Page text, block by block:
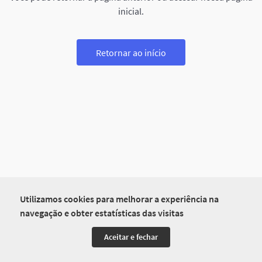
Utilizamos cookies para melhorar a experiência na
navegação e obter estatísticas das visitas
Aceitar e fechar
inicial.
Retornar ao início